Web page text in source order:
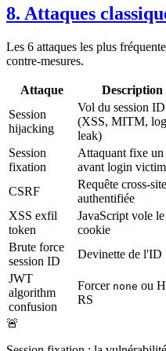
8. Attaques
Les 6 attaques les plus
contre-mesures.
Attaque Description
Session
hijacking
Vol du session ID
(XSS, MITM, log
leak)
Session
fixation
Attaquant fixe
avant login
CSRF
Requête cross-site
authentifiée
XSS exfil
token
JavaScript vole le
cookie
Brute force
session ID
Devinette de l'ID
JWT
algorithm
confusion
Forcer none ou
RS
🚨